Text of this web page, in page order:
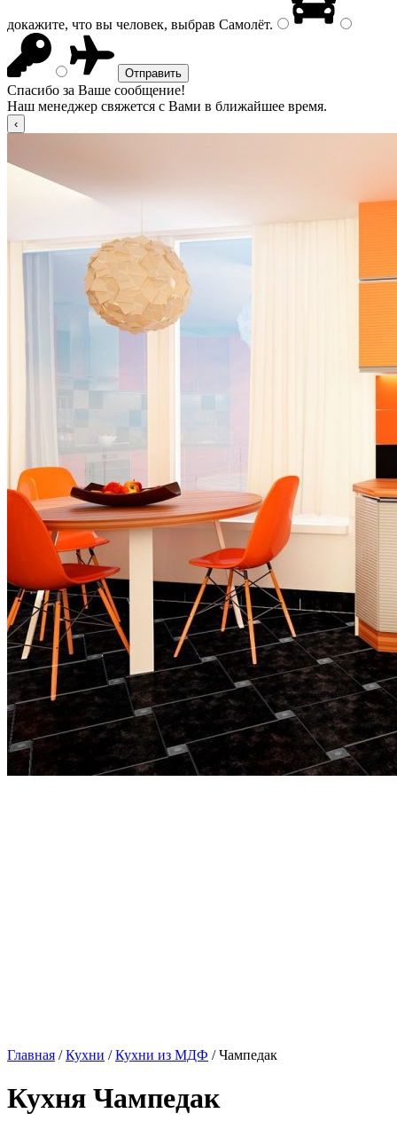
докажите, что вы человек, выбрав Самолёт.
Спасибо за Ваше сообщение!
Наш менеджер свяжется с Вами в ближайшее время.
Главная /Кухни /Кухни из МДФ / Чампедак
Кухня Чампедак